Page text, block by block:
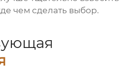
чем сделать выбор.